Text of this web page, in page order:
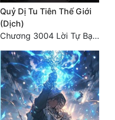
Quỷ Dị Tu Tiên Thế Giới
(Dịch)
Chương 3004 Lời Tự Bạch Kết Thúc